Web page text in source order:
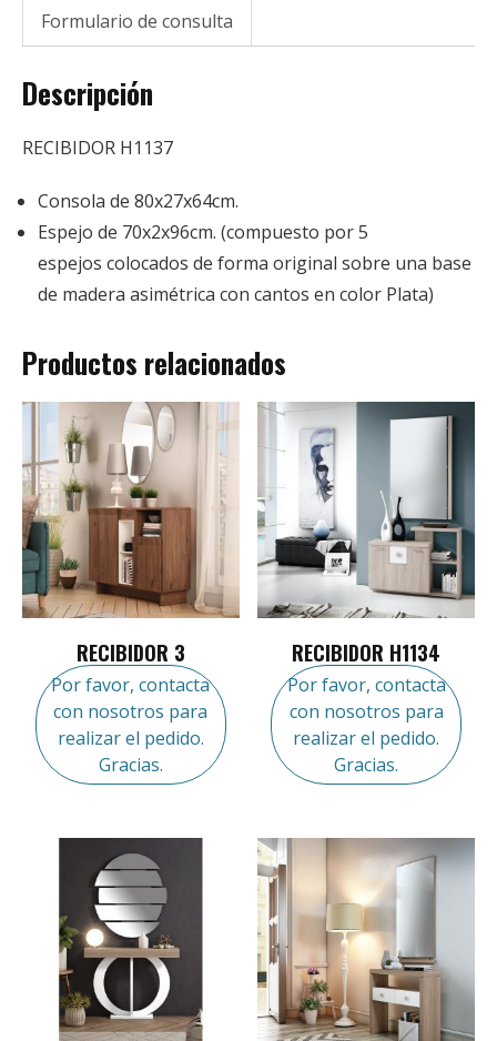
Formulario de consulta
Descripción
RECIBIDOR H1137
Consola de 80x27x64cm.
Espejo de 70x2x96cm. (compuesto por 5
espejos colocados de forma original sobre una base
de madera asimétrica con cantos en color Plata)
Productos relacionados
RECIBIDOR 3
Por favor, contacta
con nosotros para
realizar el pedido.
Gracias.
RECIBIDOR H1134
Por favor, contacta
con nosotros para
realizar el pedido.
Gracias.